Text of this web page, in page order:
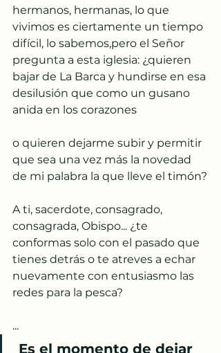
hermanos, hermanas, lo que
vivimos es ciertamente un tiempo
difícil, lo sabemos,pero el Señor
pregunta a esta iglesia: ¿quieren
bajar de La Barca y hundirse en esa
desilusión que como un gusano
anida en los corazones
o quieren dejarme subir y permitir
que sea una vez más la novedad
de mi palabra la que lleve el timón?
A ti, sacerdote, consagrado,
consagrada, Obispo... ¿te
conformas solo con el pasado que
tienes detrás o te atreves a echar
nuevamente con entusiasmo las
redes para la pesca?
...